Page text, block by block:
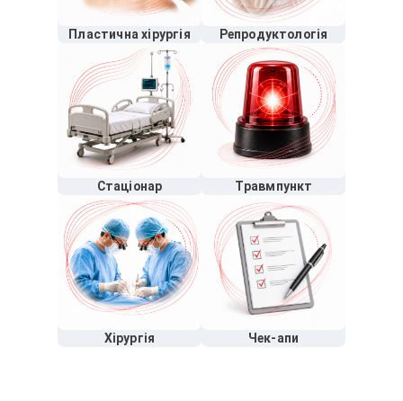
Пластична хірургія Репродуктологія
Стаціонар Травмпункт
Хірургія Чек-апи